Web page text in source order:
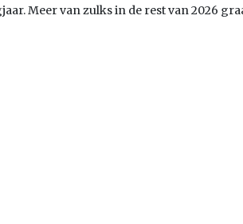
Meer van zulks in de rest van 2026